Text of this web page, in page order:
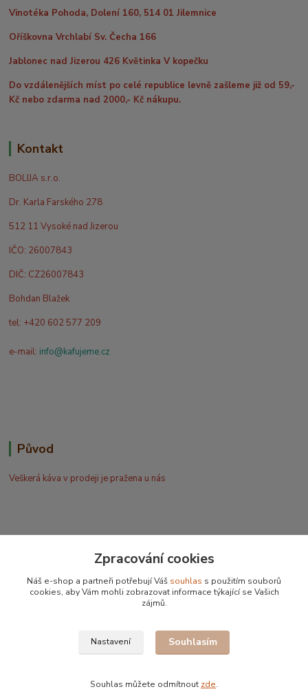
Vinotéka Pohoda, Dolení 160, 514 01 Jilemnice
Oříškovna Vrchlabí Sv. Čecha 166
Jablonec nad Jizerou 426 Květinka V kopečku
Do vzdálenějších míst po celé republice levně zašleme již od 59,-
Kč nebo zdarma nad 2000,- Kč nákupu.
Kontakt
BOLIJA s.r.o.
Dr. Karla Farského 278
512 11 Vysoké nad Jizerou
IČO: 26007843
DIČ: CZ26007843
Bohdan Blažek
tel: +420 602 577 209
e-mail: info@kafujeme.cz
Původ
Veškerá káva v prodeji je pražena u nás
+420 602 577 209
Zpracování cookies
Náš e-shop a partneři potřebují Váš souhlas s použitím souborů
cookies, aby Vám mohli zobrazovat informace týkající se Vašich
zájmů.
Nastavení Souhlasím
Souhlas můžete odmítnout zde.